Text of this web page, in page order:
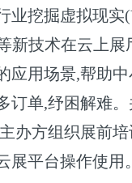
业挖掘虚拟现实
新技术在云上展
应用场景,帮助
订单,纾困解难
办方组织展前
展平台操作使用。